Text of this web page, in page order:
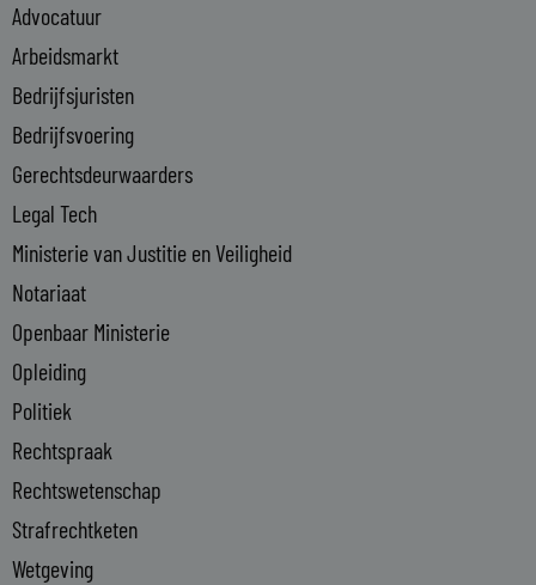
d
i
n
-
i
n
Advocatuur
Arbeidsmarkt
Bedrijfsjuristen
Bedrijfsvoering
Gerechtsdeurwaarders
Legal Tech
Ministerie van Justitie en Veiligheid
Notariaat
Openbaar Ministerie
Opleiding
Politiek
Rechtspraak
Rechtswetenschap
Strafrechtketen
Wetgeving